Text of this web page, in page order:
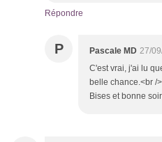
Répondre
P Pascale MD 27/
C'est vrai, j'ai lu
belle chance.<br /
Bises et bonne